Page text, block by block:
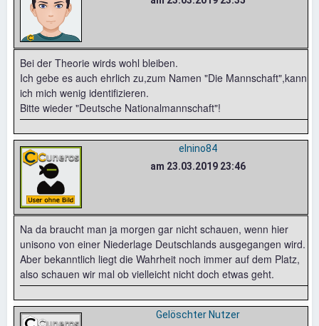
Bei der Theorie wirds wohl bleiben.
Ich gebe es auch ehrlich zu,zum Namen "Die Mannschaft",kann
ich mich wenig identifizieren.
Bitte wieder "Deutsche Nationalmannschaft"!
elnino84
am 23.03.2019 23:46
Na da braucht man ja morgen gar nicht schauen, wenn hier
unisono von einer Niederlage Deutschlands ausgegangen wird.
Aber bekanntlich liegt die Wahrheit noch immer auf dem Platz,
also schauen wir mal ob vielleicht nicht doch etwas geht.
Gelöschter Nutzer